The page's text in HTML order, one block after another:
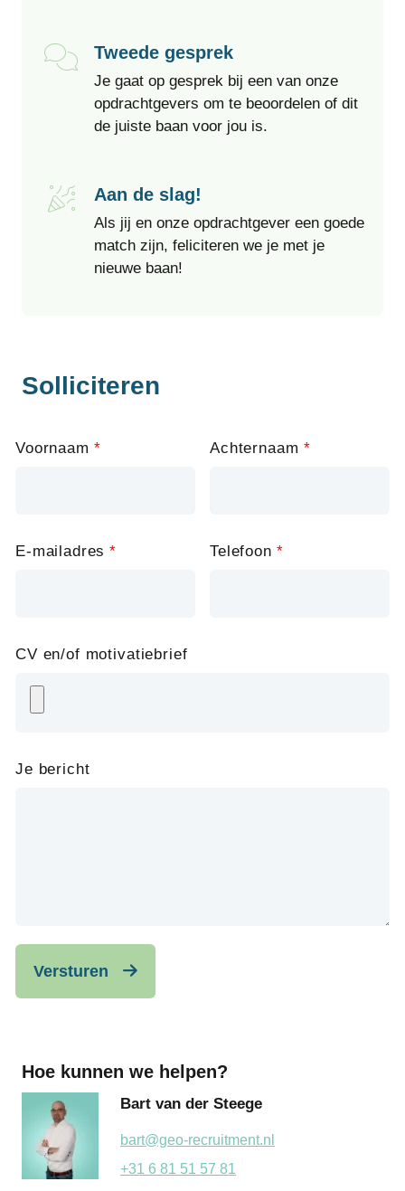
Tweede gesprek
Je gaat op gesprek bij een van onze
opdrachtgevers om te beoordelen of dit
de juiste baan voor jou is.
Aan de slag!
Als jij en onze opdrachtgever een goede
match zijn, feliciteren we je met je
nieuwe baan!
Solliciteren
this
Voornaam Achternaam
E-mailadres Telefoon
CV en/of motivatiebrief
Je bericht
Versturen
Hoe kunnen we helpen?
Bart van der Steege
bart@geo-recruitment.nl
+31 6 81 51 57 81